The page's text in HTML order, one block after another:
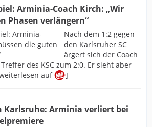
Arminia-Coach Kirch: „Wir
Phasen verlängern“
Nach dem 1:2 gegen
den Karlsruher SC
ärgert sich der Coach
des KSC zum 2:0. Er sieht aber
auf
]
Karlsruhe: Arminia verliert bei